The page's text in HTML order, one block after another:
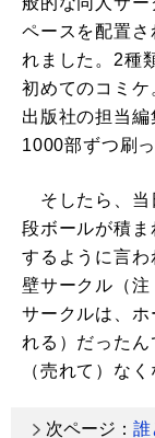
ペースを配置さ
れました。2種
初めてのコミケ
出版社の担当
1000部ずつ刷
そしたら、当
段ボールが積ま
するように言
壁サークル（注
サークルは、
れる）だったん
（売れて）なく
次ページ： 誰